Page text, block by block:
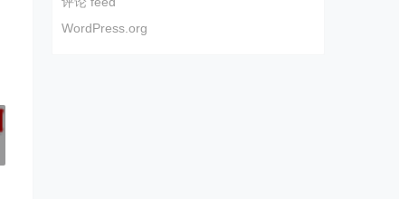
WordPress.org